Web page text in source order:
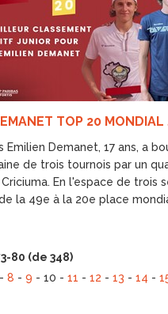
TOP 20 MONDIAL
Emilien Demanet, 17 ans, a
de trois tournois par un
En l'espace de trois
la 49e à la 20e place
80 (de 348)
- 8 - 9 - 10 - 11 - 12 - 13 - 14 -